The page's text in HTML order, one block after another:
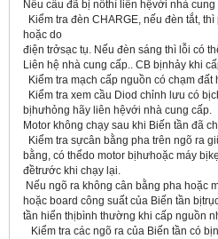
Nếu cầu đã bị nổthì liên hệvới nhà cung
Kiểm tra đèn CHARGE, nếu đèn tắt,
hoặc do
điện trởsạc tụ. Nếu đèn sáng thì lỗi có
Liên hệ nhà cung cấp.. CB bịnhảy khi
Kiểm tra mạch cấp nguồn có chạm
Kiểm tra xem cầu Diod chỉnh lưu có
bịhưhỏng hãy liên hệvới nhà cung cấp.
Motor không chạy sau khi Biến tần đã
Kiểm tra sựcân bằng pha trên ngõ ra
bằng, có thểdo motor bịhưhoặc máy
đềtrước khi chạy lại.
Nếu ngõ ra không cân bằng pha hoặc
hoặc board công suất của Biến tần
tần hiển thịbình thường khi cấp nguồn
Kiểm tra các ngõ ra của Biến tần có